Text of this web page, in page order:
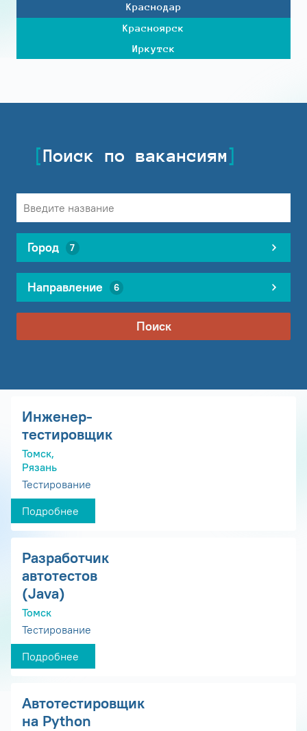
Краснодар
Красноярск
Иркутск
Поиск по вакансиям
Город 7
Направление 6
Поиск
Инженер-
тестировщик
Томск,
Рязань
Тестирование
Подробнее
Разработчик
автотестов
(Java)
Томск
Тестирование
Подробнее
Автотестировщик
на Python